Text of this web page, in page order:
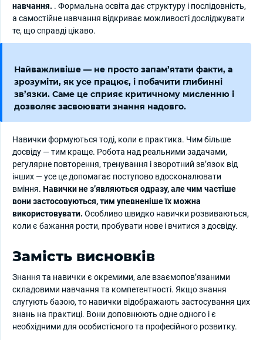
навчання. . Формальна освіта дає структуру і послідовність,
а самостійне навчання відкриває можливості досліджувати
те, що справді цікаво.
Найважливіше — не просто запам’ятати факти, а
зрозуміти, як усе працює, і побачити глибинні
зв’язки. Саме це сприяє критичному мисленню і
дозволяє засвоювати знання надовго.
Навички формуються тоді, коли є практика. Чим більше
досвіду — тим краще. Робота над реальними задачами,
регулярне повторення, тренування і зворотний зв’язок від
інших — усе це допомагає поступово вдосконалювати
вміння. Навички не з’являються одразу, але чим частіше
вони застосовуються, тим упевненіше їх можна
використовувати. Особливо швидко навички розвиваються,
коли є бажання рости, пробувати нове і вчитися з досвіду.
Замість висновків
Знання та навички є окремими, але взаємопов’язаними
складовими навчання та компетентності. Якщо знання
слугують базою, то навички відображають застосування цих
знань на практиці. Вони доповнюють одне одного і є
необхідними для особистісного та професійного розвитку.